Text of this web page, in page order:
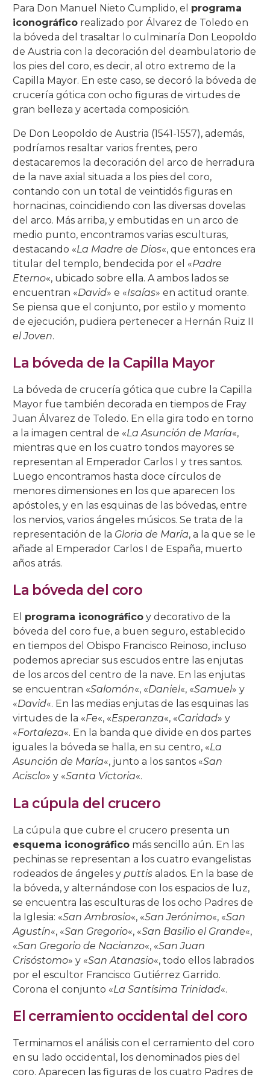
Salón Rojo
Salas de las Pinturas
Patio de las Rejas
Patio de los Gatos
Patio de los Jardineros
Patio de los Naranjos
Patio del Archivo
Patio del Pozo
Iglesia de Sto. Domingo de Silos
Presentación al Pueblo
Universitaria
La Piedad
Pasión
La Buena Muerte
La Caridad
La Sagrada Cena
Las Angustias
La Expiración
La Soledad
Los Dolores
C/ San Basilio, 14.
C/ San Basilio, 22.
C/ San Basilio, 44 (antes 50).
C/ Maese Luis, 9.
C/ Siete Revueltas, 1
C/ Tinte, 9.
C/ Pastora, 2.
C/ Pozanco, 21.
C/ San Juan de Palomares, 11.
C/ Tafures, 2.
C/ Trueque, 4.
C/ Zarco, 15.
Para Don Manuel Nieto Cumplido, el programa
iconográfico realizado por Álvarez de Toledo en
la bóveda del trasaltar lo culminaría Don Leopoldo
de Austria con la decoración del deambulatorio de
los pies del coro, es decir, al otro extremo de la
Capilla Mayor. En este caso, se decoró la bóveda de
crucería gótica con ocho figuras de virtudes de
gran belleza y acertada composición.
De Don Leopoldo de Austria (1541-1557), además,
podríamos resaltar varios frentes, pero
destacaremos la decoración del arco de herradura
de la nave axial situada a los pies del coro,
contando con un total de veintidós figuras en
hornacinas, coincidiendo con las diversas dovelas
del arco. Más arriba, y embutidas en un arco de
medio punto, encontramos varias esculturas,
destacando «La Madre de Dios«, que entonces era
titular del templo, bendecida por el «Padre
Eterno«, ubicado sobre ella. A ambos lados se
encuentran «David» e «Isaías» en actitud orante.
Se piensa que el conjunto, por estilo y momento
de ejecución, pudiera pertenecer a Hernán Ruiz II
el Joven.
La bóveda de la Capilla Mayor
La bóveda de crucería gótica que cubre la Capilla
Mayor fue también decorada en tiempos de Fray
Juan Álvarez de Toledo. En ella gira todo en torno
a la imagen central de «La Asunción de María«,
mientras que en los cuatro tondos mayores se
representan al Emperador Carlos I y tres santos.
Luego encontramos hasta doce círculos de
menores dimensiones en los que aparecen los
apóstoles, y en las esquinas de las bóvedas, entre
los nervios, varios ángeles músicos. Se trata de la
representación de la Gloria de María, a la que se le
añade al Emperador Carlos I de España, muerto
años atrás.
La bóveda del coro
El programa iconográfico y decorativo de la
bóveda del coro fue, a buen seguro, establecido
en tiempos del Obispo Francisco Reinoso, incluso
podemos apreciar sus escudos entre las enjutas
de los arcos del centro de la nave. En las enjutas
se encuentran «Salomón«, «Daniel«, «Samuel» y
«David«. En las medias enjutas de las esquinas las
virtudes de la «Fe«, «Esperanza«, «Caridad» y
«Fortaleza«. En la banda que divide en dos partes
iguales la bóveda se halla, en su centro, «La
Asunción de María«, junto a los santos «San
Acisclo» y «Santa Victoria«.
La cúpula del crucero
La cúpula que cubre el crucero presenta un
esquema iconográfico más sencillo aún. En las
pechinas se representan a los cuatro evangelistas
rodeados de ángeles y puttis alados. En la base de
la bóveda, y alternándose con los espacios de luz,
se encuentra las esculturas de los ocho Padres de
la Iglesia: «San Ambrosio«, «San Jerónimo«, «San
Agustín«, «San Gregorio«, «San Basilio el Grande«,
«San Gregorio de Nacianzo«, «San Juan
Crisóstomo» y «San Atanasio«, todo ellos labrados
por el escultor Francisco Gutiérrez Garrido.
Corona el conjunto «La Santísima Trinidad«.
El cerramiento occidental del coro
Terminamos el análisis con el cerramiento del coro
en su lado occidental, los denominados pies del
coro. Aparecen las figuras de los cuatro Padres de